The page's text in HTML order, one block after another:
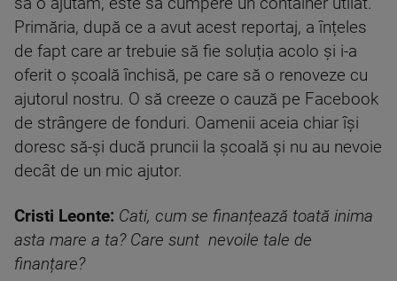
Primăria, după ce a avut acest reportaj, a înțeles
de fapt care ar trebuie să fie soluția acolo și i-a
oferit o școală închisă, pe care să o renoveze cu
ajutorul nostru. O să creeze o cauză pe Facebook
de strângere de fonduri. Oamenii aceia chiar își
doresc să-și ducă pruncii la școală și nu au nevoie
decât de un mic ajutor.
Cristi Leonte: Cati, cum se finanțează toată inima
asta mare a ta? Care sunt nevoile tale de
finanțare?